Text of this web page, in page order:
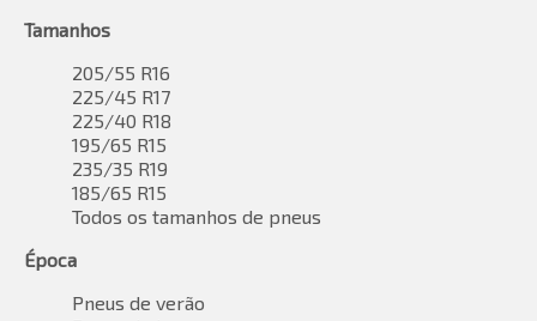
Tamanhos
205/55 R16
225/45 R17
225/40 R18
195/65 R15
235/35 R19
185/65 R15
Todos os tamanhos de pneus
Época
Pneus de verão